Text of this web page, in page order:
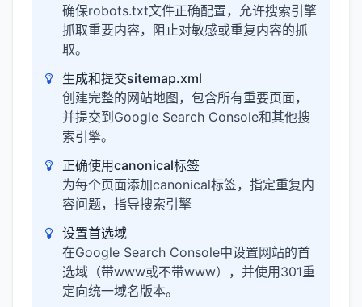
确保robots.txt文件正确配置，允许搜索引擎
抓取重要内容，阻止对敏感或重复内容的抓
取。
生成和提交sitemap.xml
创建完整的网站地图，包含所有重要页面，
并提交到Google Search Console和其他搜
索引擎。
正确使用canonical标签
为每个页面添加canonical标签，指定重复内
容问题，指导搜索引擎
设置首选域
在Google Search Console中设置网站的首
选域（带www或不带www），并使用301重
定向统一域名版本。